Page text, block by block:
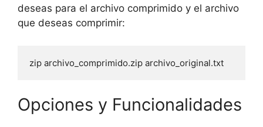
deseas para el archivo comprimido y el archivo
que deseas comprimir:
zip archivo_comprimido.zip archivo_original.txt
Opciones y Funcionalidades